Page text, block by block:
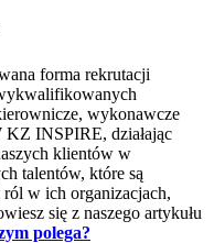
forma rekrutacji
wykonawcze
KZ INSPIRE, działając
klientów w
talentów, które są
w ich organizacjach,
się z naszego artykułu
polega?